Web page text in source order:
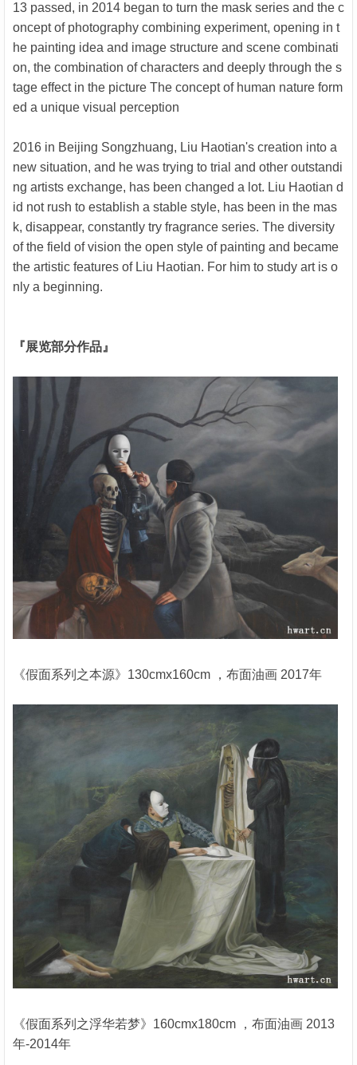
13 passed, in 2014 began to turn the mask series and the c
oncept of photography combining experiment, opening in t
he painting idea and image structure and scene combinati
on, the combination of characters and deeply through the s
tage effect in the picture The concept of human nature form
ed a unique visual perception
2016 in Beijing Songzhuang, Liu Haotian's creation into a
new situation, and he was trying to trial and other outstandi
ng artists exchange, has been changed a lot. Liu Haotian d
id not rush to establish a stable style, has been in the mas
k, disappear, constantly try fragrance series. The diversity
of the field of vision the open style of painting and became
the artistic features of Liu Haotian. For him to study art is o
nly a beginning.
『展览部分作品』
《假面系列之本源》130cmx160cm ，布面油画 2017年
《假面系列之浮华若梦》160cmx180cm ，布面油画 2013
年-2014年